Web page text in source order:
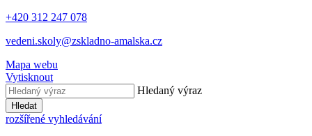
+420 312 247 078
vedeni.skoly@zskladno-amalska.cz
Mapa webu
Vytisknout
Hledaný výraz
Hledat
rozšířené vyhledávání